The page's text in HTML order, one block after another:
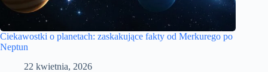
Ciekawostki o planetach: zaskakujące fakty od Merkurego po
Neptun
22 kwietnia, 2026